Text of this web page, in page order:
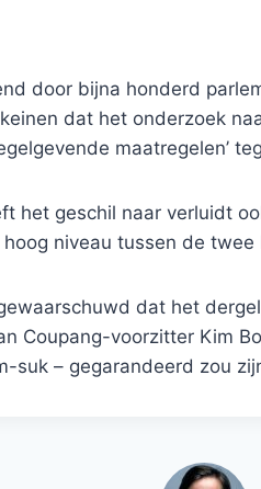
door bijna honderd
dat het onderzoek
maatregelen’
het geschil naar verluidt
niveau tussen de
dat het
Coupang-voorzitter Kim
suk – gegarandeerd zou